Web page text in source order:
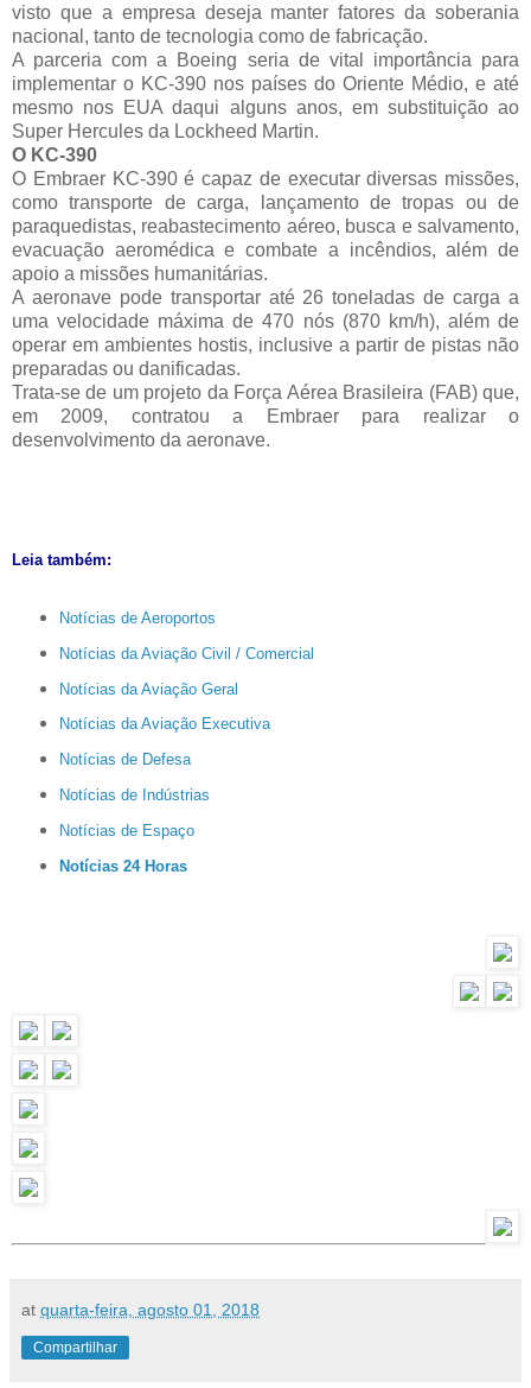
visto que a empresa deseja manter fatores da soberania
nacional, tanto de tecnologia como de fabricação.
A parceria com a Boeing seria de vital importância para
implementar o KC-390 nos países do Oriente Médio, e até
mesmo nos EUA daqui alguns anos, em substituição ao
Super Hercules da Lockheed Martin.
O KC-390
O Embraer KC-390 é capaz de executar diversas missões,
como transporte de carga, lançamento de tropas ou de
paraquedistas, reabastecimento aéreo, busca e salvamento,
evacuação aeromédica e combate a incêndios, além de
apoio a missões humanitárias.
A aeronave pode transportar até 26 toneladas de carga a
uma velocidade máxima de 470 nós (870 km/h), além de
operar em ambientes hostis, inclusive a partir de pistas não
preparadas ou danificadas.
Trata-se de um projeto da Força Aérea Brasileira (FAB) que,
em 2009, contratou a Embraer para realizar o
desenvolvimento da aeronave.
Leia também:
Notícias de Aeroportos
Notícias da Aviação Civil / Comercial
Notícias da Aviação Geral
Notícias da Aviação Executiva
Notícias de Defesa
Notícias de Indústrias
Notícias de Espaço
Notícias 24 Horas
at quarta-feira, agosto 01, 2018
Compartilhar